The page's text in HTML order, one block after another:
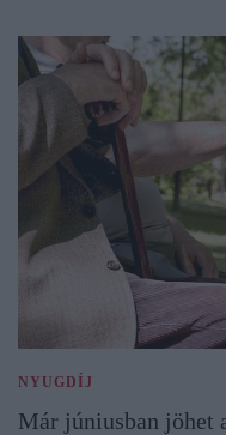
NYUGDÍJ
Már júniusban jöhet